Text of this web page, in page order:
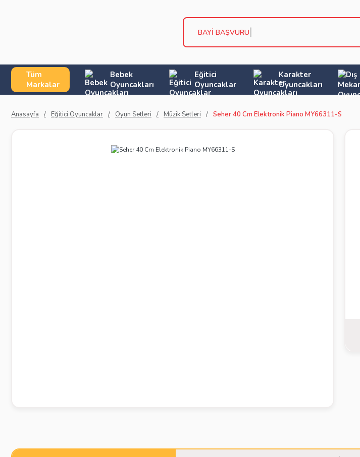
BAYİ BAŞVURU KOŞU
Tüm
Markalar
Bebek
Oyuncakları
Eğitici
Oyuncaklar
Karakter
Oyuncakları
Anasayfa Eğitici Oyuncaklar Oyun Setleri Müzik Setleri Seher 40 Cm Elektronik Piano MY66311-S